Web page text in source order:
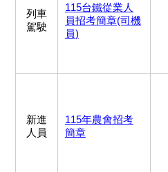
列車
駕駛
115台鐵從業人
員招考簡章(司機
員)
新進
人員
115年農會招考
簡章